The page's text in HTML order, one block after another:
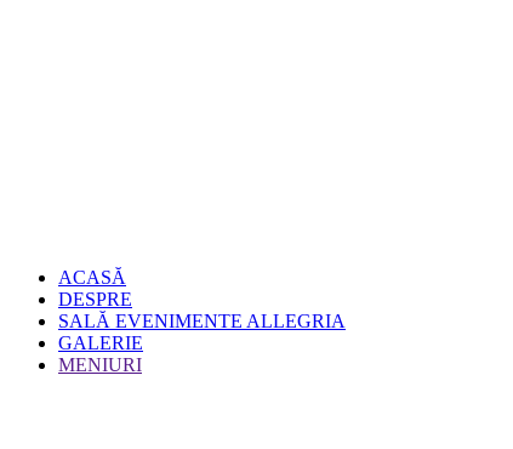
ACASĂ
DESPRE
SALĂ EVENIMENTE ALLEGRIA
GALERIE
MENIURI